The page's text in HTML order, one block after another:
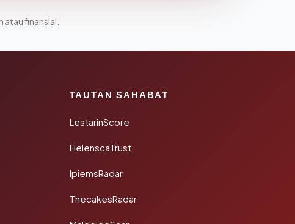
atau finansial.
TAUTAN SAHABAT
LestarinScore
HelenscaTrust
IpiemsRadar
ThecakesRadar